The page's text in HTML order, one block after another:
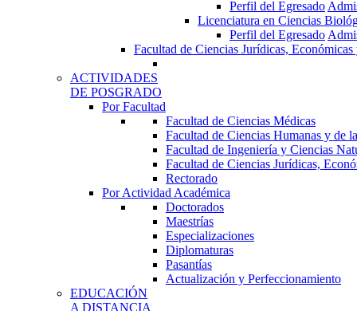
Perfil del Egresado
Licenciatura en Ciencias
Perfil del Egresado
Facultad de Ciencias Jurídicas, Económicas
ACTIVIDADES
DE POSGRADO
Por Facultad
Facultad de Ciencias Médicas
Facultad de Ciencias Humanas y de
Facultad de Ingeniería y Ciencias
Facultad de Ciencias Jurídicas,
Rectorado
Por Actividad Académica
Doctorados
Maestrías
Especializaciones
Diplomaturas
Pasantías
Actualización y Perfeccionamiento
EDUCACIÓN
A DISTANCIA